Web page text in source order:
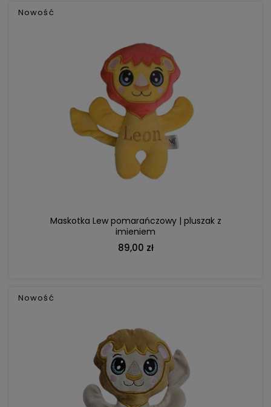
Maskotka Lew pomarańczowy | pluszak z
imieniem
89,00 zł
DO KOSZYKA
Nowość
Nowość